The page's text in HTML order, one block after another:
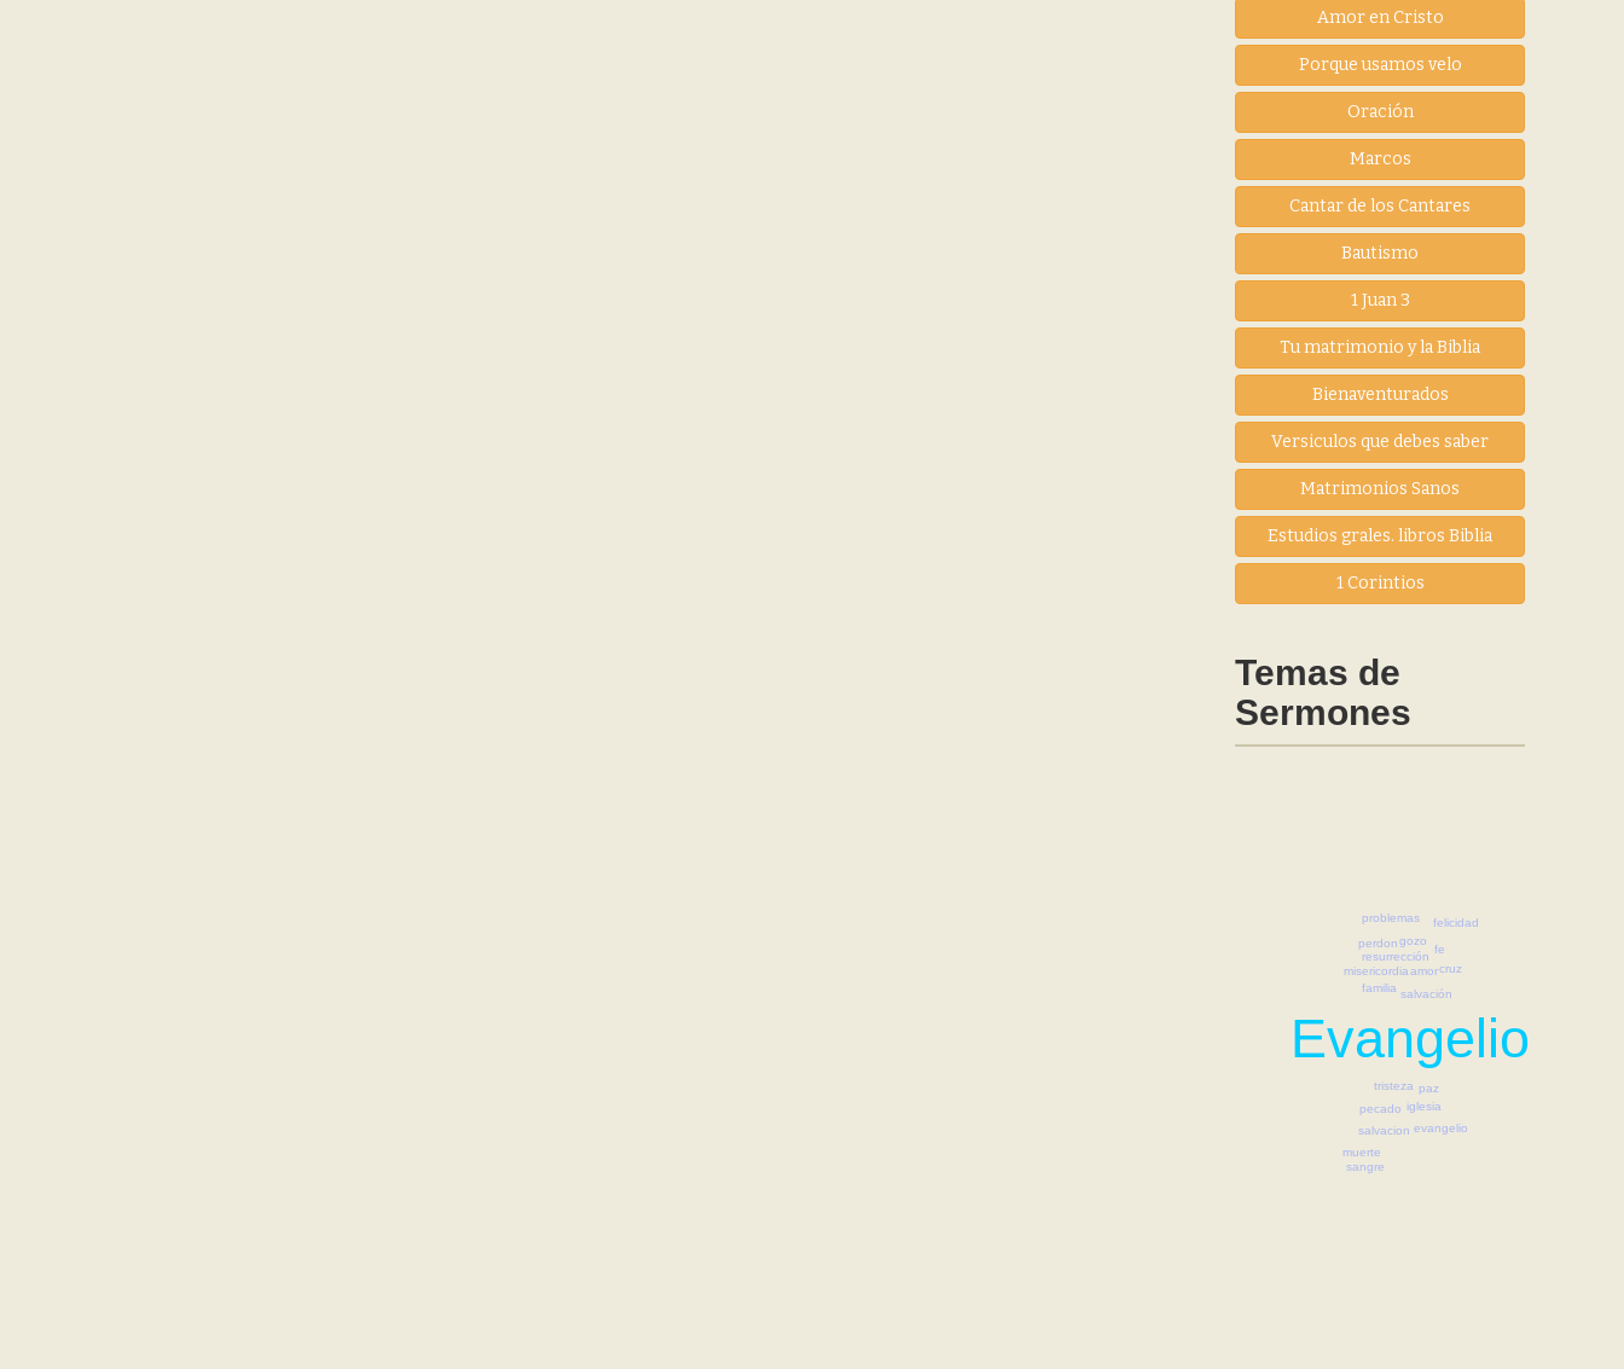
Amor en Cristo
Porque usamos velo
Oración
Marcos
Cantar de los Cantares
Bautismo
1 Juan 3
Tu matrimonio y la Biblia
Bienaventurados
Versiculos que debes saber
Matrimonios Sanos
Estudios grales. libros Biblia
1 Corintios
Temas de
Sermones
Evangelio
salvación
tristeza
amor
misericordia
pecado
paz
familia
iglesia
fe
gozo
perdon
salvacion evangelio
cruz
felicidad
problemas
sangre
resurrección
muerte